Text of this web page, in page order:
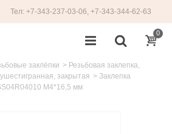
Тел: +7-343-237-03-06, +7-343-344-62-63
0
заклёпки > Резьбовая заклепка,
закрытая > Заклепка
M4*16,5 мм